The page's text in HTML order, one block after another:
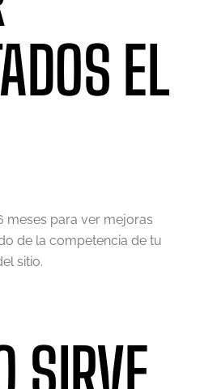
EL
meses para ver mejoras
de la competencia de tu
sitio.
SIRVE